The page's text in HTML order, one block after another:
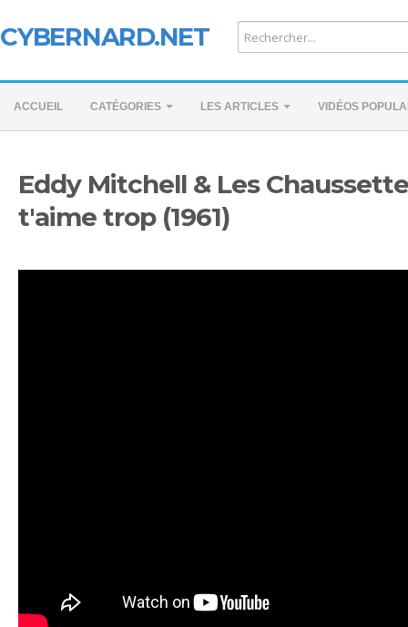
CYBERNARD.NET
ACCUEIL CATÉGORIES LES ARTICLES VIDÉOS
Eddy Mitchell & Les
t'aime trop (1961)